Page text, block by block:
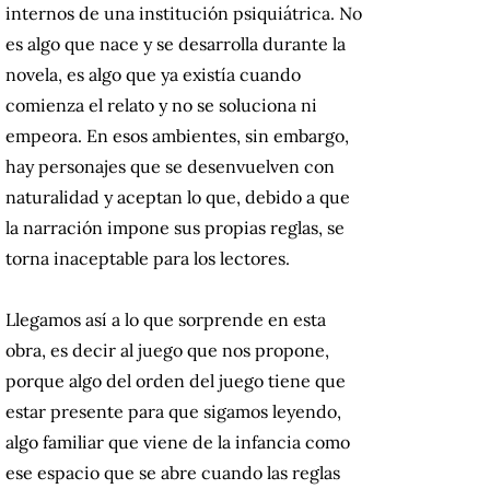
internos de una institución psiquiátrica. No
es algo que nace y se desarrolla durante la
novela, es algo que ya existía cuando
comienza el relato y no se soluciona ni
empeora. En esos ambientes, sin embargo,
hay personajes que se desenvuelven con
naturalidad y aceptan lo que, debido a que
la narración impone sus propias reglas, se
torna inaceptable para los lectores.
Llegamos así a lo que sorprende en esta
obra, es decir al juego que nos propone,
porque algo del orden del juego tiene que
estar presente para que sigamos leyendo,
algo familiar que viene de la infancia como
ese espacio que se abre cuando las reglas